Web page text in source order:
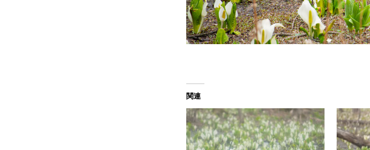
無料で登録したい企業様はこちら
メディア取材受付口は
北海道最強のビジネス課題解決コミュニティ【北海道オンラ
関連